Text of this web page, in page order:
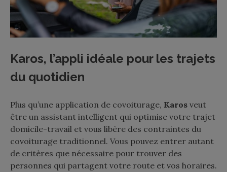
Karos, l’appli idéale pour les trajets
du quotidien
Plus qu’une application de covoiturage, Karos veut
être un assistant intelligent qui optimise votre trajet
domicile-travail et vous libère des contraintes du
covoiturage traditionnel. Vous pouvez entrer autant
de critères que nécessaire pour trouver des
personnes qui partagent votre route et vos horaires.